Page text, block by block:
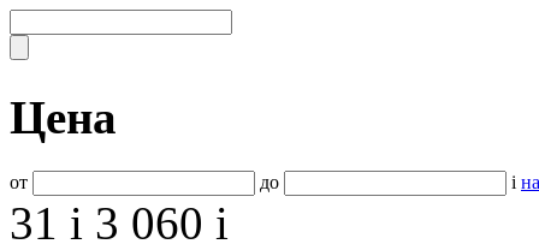
Цена
от до i
31 i 3 060 i